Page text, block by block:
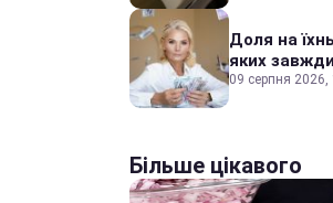
Доля на
яких
09 серпня 2026,
Більше цікавого